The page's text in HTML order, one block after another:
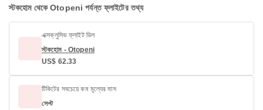
স্টকহোম থেকে Otopeni পর্যন্ত ফ্লাইটের তথ্য
এক্সক্লুসিভ ফ্লাইট ডিল
স্টকহোম - Otopeni
US$ 62.33
টিকিটের সবচেয়ে কম মূল্যের মাস
সেপ্ট